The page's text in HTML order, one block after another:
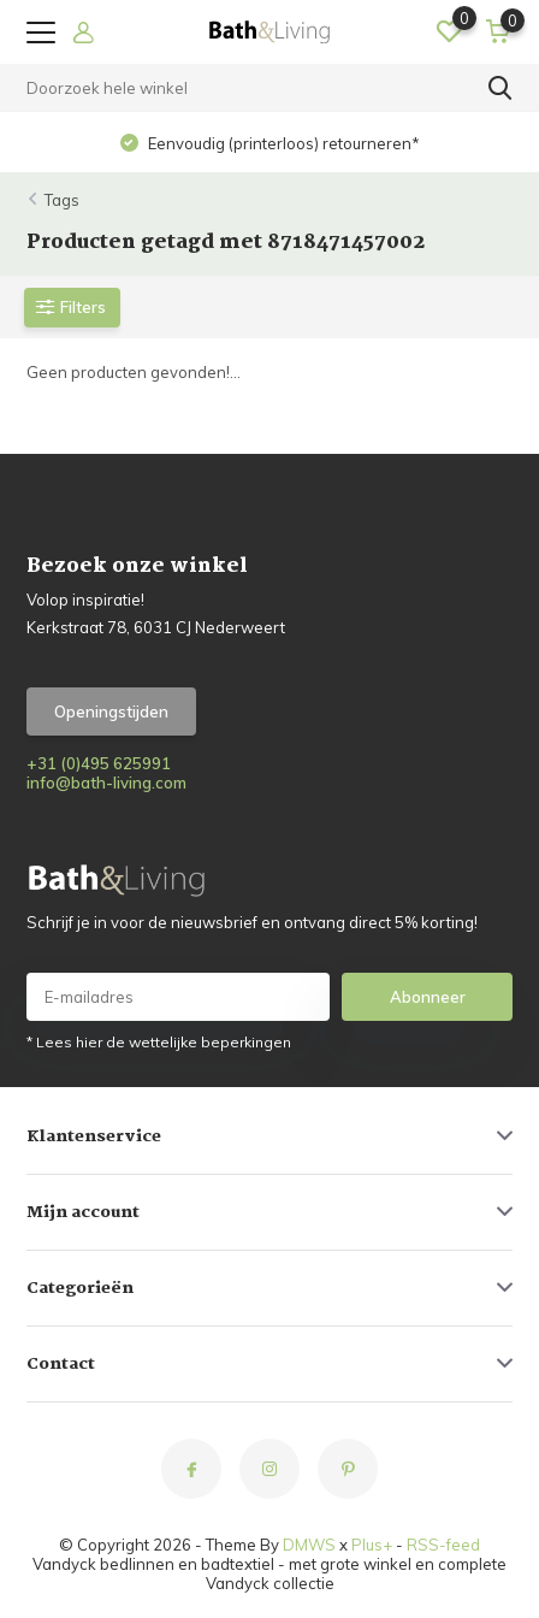
0 0
Eenvoudig (printerloos) retourneren*
Tags
Producten getagd met 8718471457002
Filters
Geen producten gevonden!...
Bezoek onze winkel
Volop inspiratie!
Kerkstraat 78, 6031 CJ Nederweert
Openingstijden
+31 (0)495 625991
info@bath-living.com
Schrijf je in voor de nieuwsbrief en ontvang direct 5% korting!
Abonneer
* Lees hier de wettelijke beperkingen
Klantenservice
Mijn account
Categorieën
Contact
© Copyright 2026 - Theme By DMWS x Plus+ - RSS-feed
Vandyck bedlinnen en badtextiel - met grote winkel en complete
Vandyck collectie